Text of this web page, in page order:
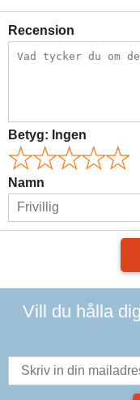
Recension
Betyg: Ingen
Namn
Vill du hålla